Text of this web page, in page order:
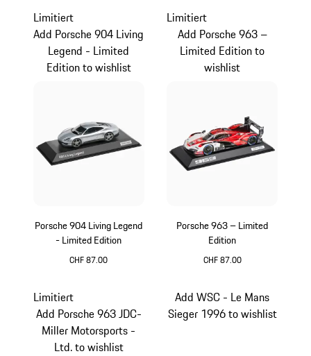
Porsche 904 Living Legend
- Limited Edition
CHF 87.00
Limitiert
Add Porsche 904 Living
Legend - Limited
Edition to wishlist
Porsche 963 – Limited
Edition
CHF 87.00
Limitiert
Add Porsche 963 –
Limited Edition to
wishlist
Limitiert
Add Porsche 963 JDC-
Miller Motorsports -
Ltd. to wishlist
Add WSC - Le Mans
Sieger 1996 to wishlist